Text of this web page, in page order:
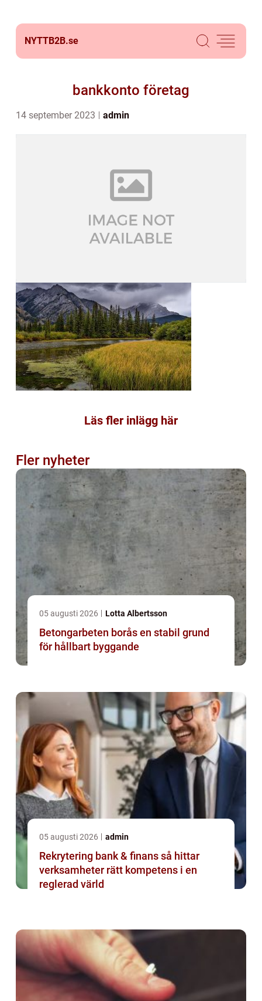
NYTTB2B.se
bankkonto företag
14 september 2023 admin
Läs fler inlägg här
Fler nyheter
05 augusti 2026 Lotta Albertsson
Betongarbeten borås en stabil grund
för hållbart byggande
05 augusti 2026 admin
Rekrytering bank & finans så hittar
verksamheter rätt kompetens i en
reglerad värld